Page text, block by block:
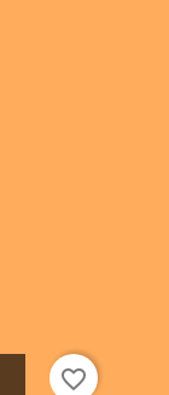
favorite_border